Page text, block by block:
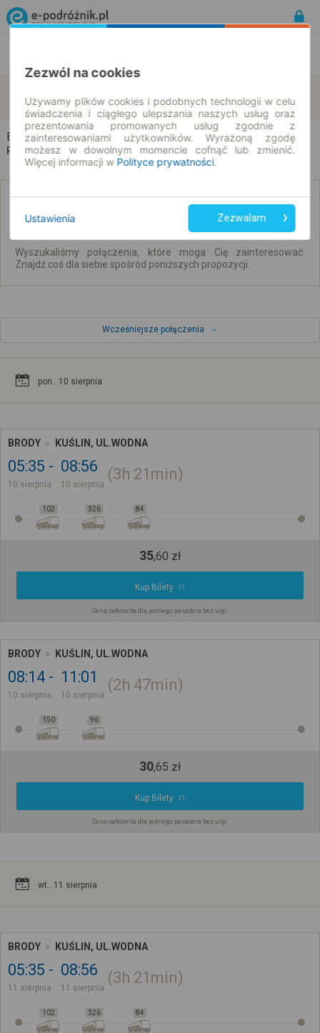
08.08.2026 | -- : --
zmień kryteria
Brody → Kuślin
Rozkład jazdy i bilety
Brak połączeń spełniających Twoje kryteria.
Wyszukaliśmy połączenia, które moga Cię zainteresować.
Znajdź coś dla siebie spośród poniższych propozycji.
Wcześniejsze połączenia
pon.. 10 sierpnia
BRODY KUŚLIN, UL.WODNA
05:35
10 sierpnia
08:56
10 sierpnia
3h 21min
102 326 84
35,60 zł
Kup Bilety
Cena całkowita dla jednego pasażera bez ulgi
BRODY KUŚLIN, UL.WODNA
08:14
10 sierpnia
11:01
10 sierpnia
2h 47min
150 96
30,65 zł
Kup Bilety
Cena całkowita dla jednego pasażera bez ulgi
wt.. 11 sierpnia
BRODY KUŚLIN, UL.WODNA
05:35
11 sierpnia
08:56
11 sierpnia
3h 21min
102 326 84
Zezwól na cookies
Używamy plików cookies i podobnych technologii w celu
świadczenia i ciągłego ulepszania naszych usług oraz
prezentowania promowanych usług zgodnie z
zainteresowaniami użytkowników. Wyrażoną zgodę
możesz w dowolnym momencie cofnąć lub zmienić.
Więcej informacji w Polityce prywatności.
Ustawienia Zezwalam